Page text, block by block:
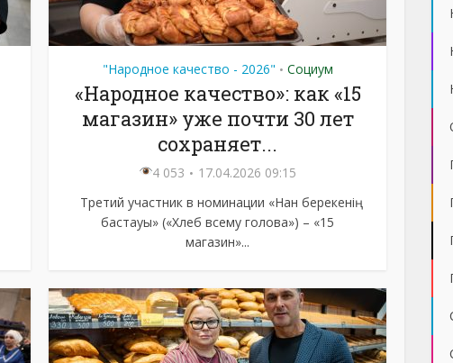
"Народное качество - 2026" • Социум
«Народное качество»: как «15
магазин» уже почти 30 лет
сохраняет...
4 053
17.04.2026 09:15
Третий участник в номинации «Нан берекенің
бастауы» («Хлеб всему голова») – «15
магазин»...